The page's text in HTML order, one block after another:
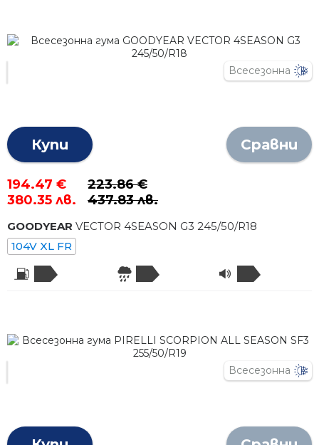
Всесезонна
Купи Сравни
194.47 €
380.35 лв.
223.86 €
437.83 лв.
GOODYEAR VECTOR 4SEASON G3 245/50/R18
104V XL FR
Всесезонна